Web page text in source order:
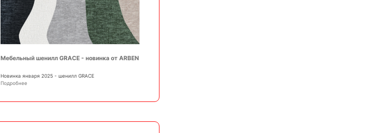
Мебельный шенилл GRACE - новинка от ARBEN
Новинка января 2025 - шенилл GRACE
Подробнее